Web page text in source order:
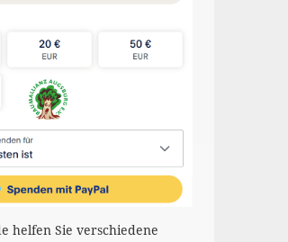
helfen Sie verschiedene